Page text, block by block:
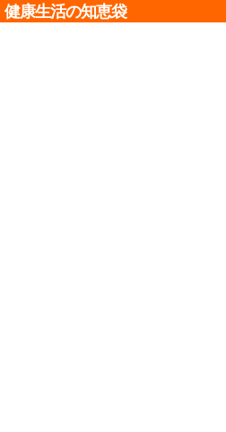
健康生活の知恵袋